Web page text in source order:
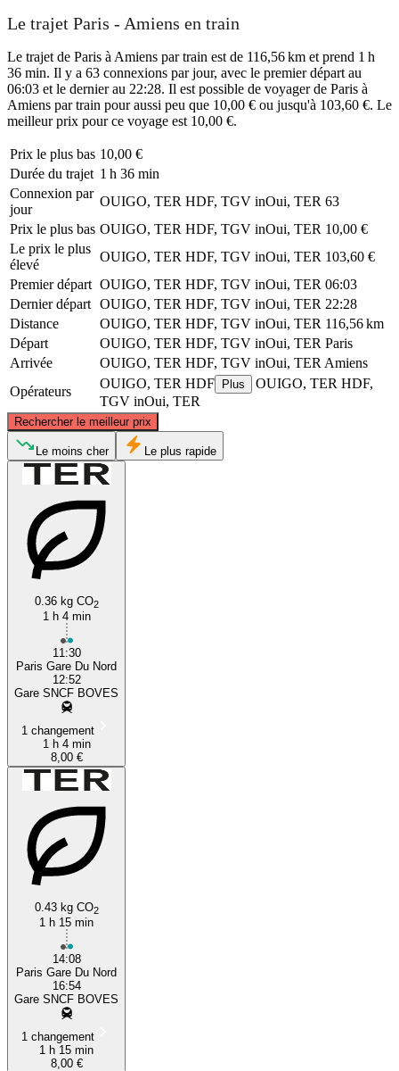
Le trajet Paris - Amiens en train
Le trajet de Paris à Amiens par train est de 116,56 km et prend 1 h
36 min. Il y a 63 connexions par jour, avec le premier départ au
06:03 et le dernier au 22:28. Il est possible de voyager de Paris à
Amiens par train pour aussi peu que 10,00 € ou jusqu'à 103,60 €. Le
meilleur prix pour ce voyage est 10,00 €.
Prix ​​le plus bas 10,00 €
Durée du trajet 1 h 36 min
Connexion par
jour
OUIGO, TER HDF, TGV inOui, TER 63
Prix ​​le plus bas OUIGO, TER HDF, TGV inOui, TER 10,00 €
Le prix le plus
élevé
OUIGO, TER HDF, TGV inOui, TER 103,60 €
Premier départ OUIGO, TER HDF, TGV inOui, TER 06:03
Dernier départ OUIGO, TER HDF, TGV inOui, TER 22:28
Distance
OUIGO, TER HDF, TGV inOui, TER 116,56 km
Départ
OUIGO, TER HDF, TGV inOui, TER Paris
Arrivée
OUIGO, TER HDF, TGV inOui, TER Amiens
Opérateurs
OUIGO, TER HDF Plus
OUIGO, TER HDF,
TGV inOui, TER
Rechercher le meilleur prix
Amiens
Le moins cher Le plus rapide
0.36 kg CO2
1 h 4 min
11:30
Paris Gare Du Nord
12:52
Gare SNCF BOVES
1 changement
1 h 4 min
8,00 €
0.43 kg CO2
1 h 15 min
14:08
Paris Gare Du Nord
16:54
Gare SNCF BOVES
1 changement
1 h 15 min
8,00 €